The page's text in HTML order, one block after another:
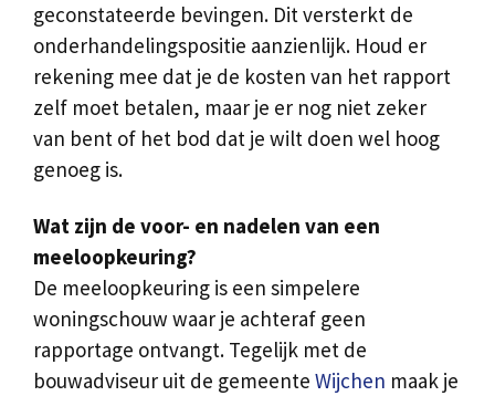
geconstateerde bevingen. Dit versterkt de
onderhandelingspositie aanzienlijk. Houd er
rekening mee dat je de kosten van het rapport
zelf moet betalen, maar je er nog niet zeker
van bent of het bod dat je wilt doen wel hoog
genoeg is.
Wat zijn de voor- en nadelen van een
meeloopkeuring?
De meeloopkeuring is een simpelere
woningschouw waar je achteraf geen
rapportage ontvangt. Tegelijk met de
bouwadviseur uit de gemeente Wijchen maak je